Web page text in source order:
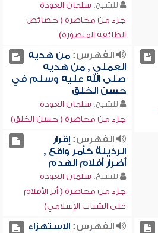
للشيخ: سلمان العودة
جزء من محاضرة ( خصائص
الطائفة المنصورة)
الفهرس:من هديه
العملي , من هديه
صلى الله عليه وسلم في
حسن الخلق
للشيخ: سلمان العودة
جزء من محاضرة ( حسن الخلق)
الفهرس:إقرار
الرذيلة كأمر واقع ,
أضرار أفلام الهدم
للشيخ: سلمان العودة
جزء من محاضرة ( أثر الأفلام
على الشباب الإسلامي)
الفهرس:الاستهزاء